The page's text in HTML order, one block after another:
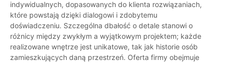
indywidualnych, dopasowanych do klienta rozwiązaniach,
które powstają dzięki dialogowi i zdobytemu
doświadczeniu. Szczególna dbałość o detale stanowi o
różnicy między zwykłym a wyjątkowym projektem; każde
realizowane wnętrze jest unikatowe, tak jak historie osób
zamieszkujących daną przestrzeń. Oferta firmy obejmuje